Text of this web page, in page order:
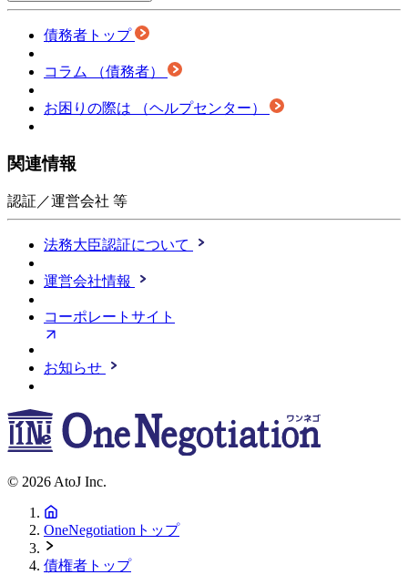
債務者トップ
コラム （債務者）
お困りの際は （ヘルプセンター）
関連情報
認証／運営会社 等
法務大臣認証について
運営会社情報
コーポレートサイト
お知らせ
© 2026 AtoJ Inc.
OneNegotiationトップ
債権者トップ